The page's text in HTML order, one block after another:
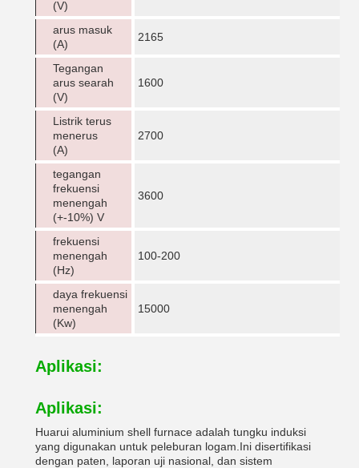
(V)
arus masuk
(A)
2165
Tegangan
arus searah
(V)
1600
Listrik terus
menerus
(A)
2700
tegangan
frekuensi
menengah
(+-10%) V
3600
frekuensi
menengah
(Hz)
100-200
daya frekuensi
menengah
(Kw)
15000
Aplikasi:
Aplikasi:
Huarui aluminium shell furnace adalah tungku induksi
yang digunakan untuk peleburan logam.Ini disertifikasi
dengan paten, laporan uji nasional, dan sistem